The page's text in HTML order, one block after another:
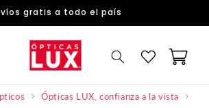
gratis a todo el país
Carrito
Ópticas LUX, confianza a la vista